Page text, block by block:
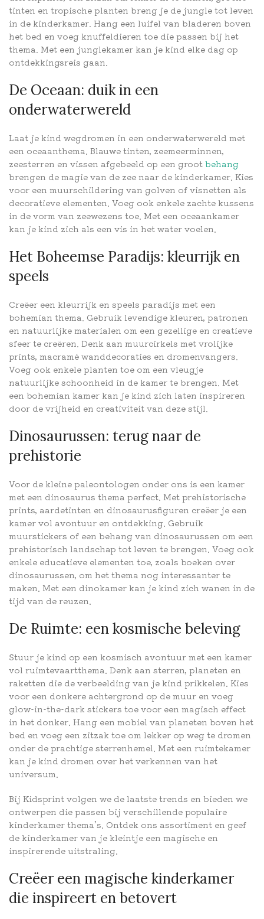
tinten en tropische planten breng je de jungle tot leven
in de kinderkamer. Hang een luifel van bladeren boven
het bed en voeg knuffeldieren toe die passen bij het
thema. Met een junglekamer kan je kind elke dag op
ontdekkingsreis gaan.
De Oceaan: duik in een
onderwaterwereld
Laat je kind wegdromen in een onderwaterwereld met
een oceaanthema. Blauwe tinten, zeemeerminnen,
zeesterren en vissen afgebeeld op een groot behang
brengen de magie van de zee naar de kinderkamer. Kies
voor een muurschildering van golven of visnetten als
decoratieve elementen. Voeg ook enkele zachte kussens
in de vorm van zeewezens toe. Met een oceaankamer
kan je kind zich als een vis in het water voelen.
Het Boheemse Paradijs: kleurrijk en
speels
Creëer een kleurrijk en speels paradijs met een
bohemian thema. Gebruik levendige kleuren, patronen
en natuurlijke materialen om een gezellige en creatieve
sfeer te creëren. Denk aan muurcirkels met vrolijke
prints, macramé wanddecoraties en dromenvangers.
Voeg ook enkele planten toe om een vleugje
natuurlijke schoonheid in de kamer te brengen. Met
een bohemian kamer kan je kind zich laten inspireren
door de vrijheid en creativiteit van deze stijl.
Dinosaurussen: terug naar de
prehistorie
Voor de kleine paleontologen onder ons is een kamer
met een dinosaurus thema perfect. Met prehistorische
prints, aardetinten en dinosaurusfiguren creëer je een
kamer vol avontuur en ontdekking. Gebruik
muurstickers of een behang van dinosaurussen om een
prehistorisch landschap tot leven te brengen. Voeg ook
enkele educatieve elementen toe, zoals boeken over
dinosaurussen, om het thema nog interessanter te
maken. Met een dinokamer kan je kind zich wanen in de
tijd van de reuzen.
De Ruimte: een kosmische beleving
Stuur je kind op een kosmisch avontuur met een kamer
vol ruimtevaartthema. Denk aan sterren, planeten en
raketten die de verbeelding van je kind prikkelen. Kies
voor een donkere achtergrond op de muur en voeg
glow-in-the-dark stickers toe voor een magisch effect
in het donker. Hang een mobiel van planeten boven het
bed en voeg een zitzak toe om lekker op weg te dromen
onder de prachtige sterrenhemel. Met een ruimtekamer
kan je kind dromen over het verkennen van het
universum.
Bij Kidsprint volgen we de laatste trends en bieden we
ontwerpen die passen bij verschillende populaire
kinderkamer thema’s. Ontdek ons assortiment en geef
de kinderkamer van je kleintje een magische en
inspirerende uitstraling.
Creëer een magische kinderkamer
die inspireert en betovert